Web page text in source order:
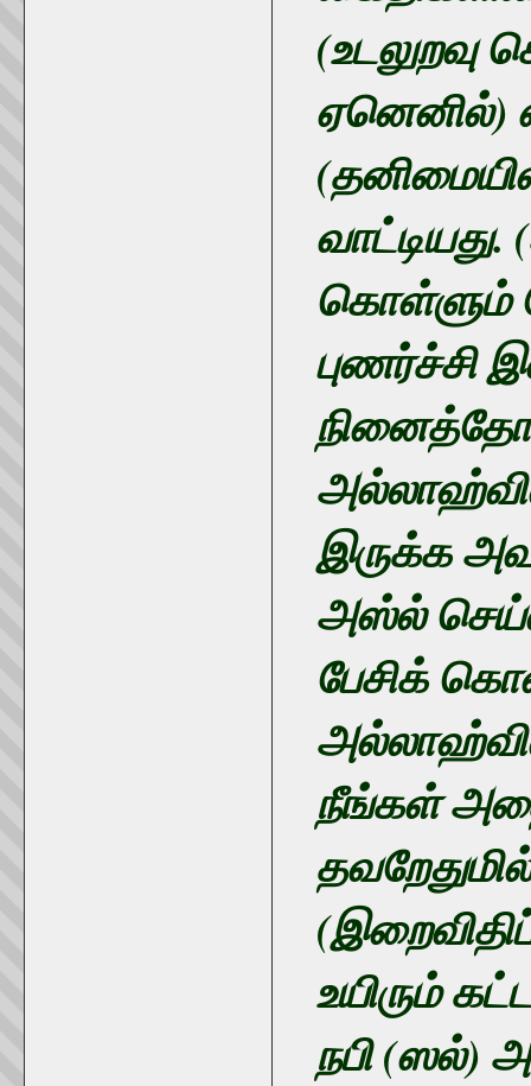
(உடலுறவு
ஏனெனில்)
கொள்ளும்
புணர்ச்சி
இருக்க
அஸ்ல்
பேசிக்
நீங்கள்
உயிரும்
நபி (ஸல்)